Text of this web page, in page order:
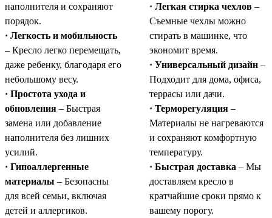
наполнителя и сохраняют
порядок.
· Легкость и мобильность
– Кресло легко перемещать,
даже ребенку, благодаря его
небольшому весу.
· Простота ухода и
обновления – Быстрая
замена или добавление
наполнителя без лишних
усилий.
· Гипоаллергенные
материалы – Безопасны
для всей семьи, включая
детей и аллергиков.
· Легкая стирка чехлов–
Съемные чехлы можно
стирать в машинке, что
экономит время.
· Универсальный дизайн–
Подходит для дома, офиса,
террасы или дачи.
· Терморегуляция–
Материалы не нагреваются
и сохраняют комфортную
температуру.
· Быстрая доставка – Мы
доставляем кресло в
кратчайшие сроки прямо к
вашему порогу.